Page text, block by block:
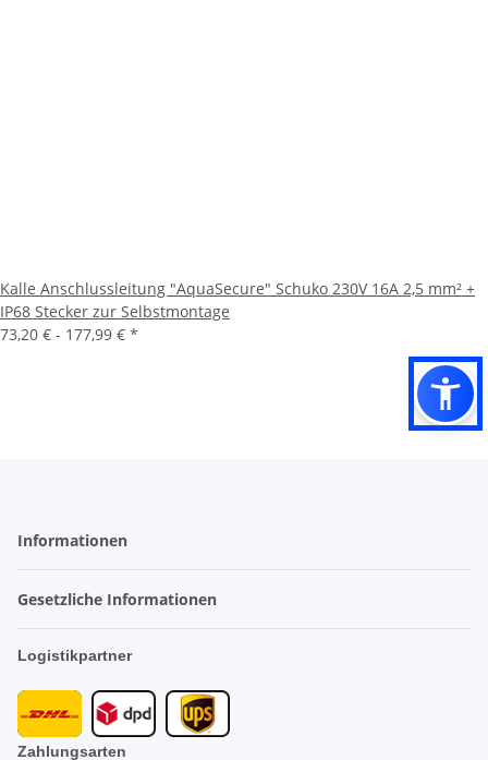
Kalle Anschlussleitung "AquaSecure" Schuko 230V 16A 2,5 mm² +
IP68 Stecker zur Selbstmontage
73,20 € - 177,99 € *
Informationen
Gesetzliche Informationen
Logistikpartner
Zahlungsarten